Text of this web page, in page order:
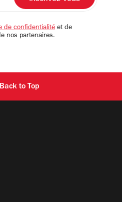
de confidentialité et de
nos partenaires.
Back to Top